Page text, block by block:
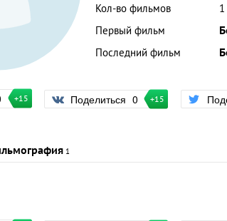
Кол-во фильмов
1
Первый фильм
Последний фильм
+15 Поделиться 0 +15
1